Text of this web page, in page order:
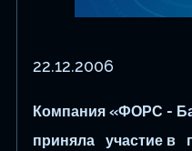
22.12.2006
Компания «ФОРС -
приняла
участие в